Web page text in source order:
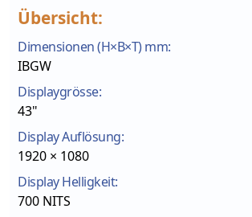
Übersicht:
Dimensionen (H×B×T) mm:
IBGW
Displaygrösse:
43"
Display Auflösung:
1920 × 1080
Display Helligkeit:
700 NITS